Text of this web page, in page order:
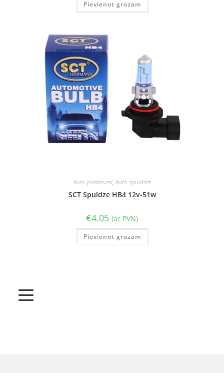
Pievienot grozam
Auto piederumi,Auto spuldzes
SCT Spuldze HB4 12v-51w
€4.05 (ar PVN)
Pievienot grozam